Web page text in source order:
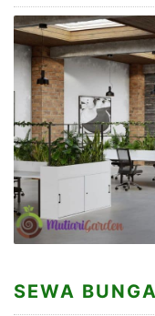
SEWA